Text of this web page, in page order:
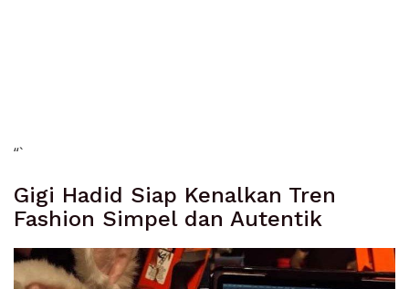
“`
Gigi Hadid Siap Kenalkan Tren
Fashion Simpel dan Autentik